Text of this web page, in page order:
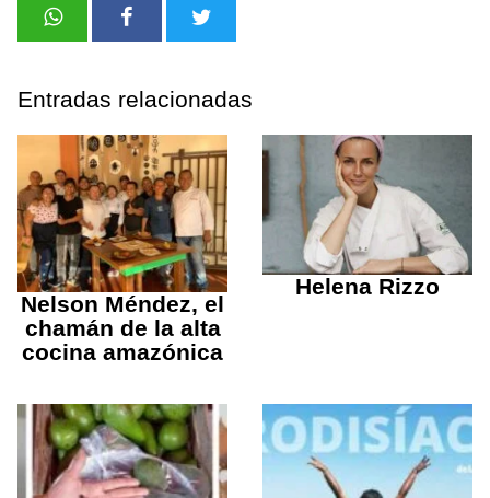
Entradas relacionadas
Nelson Méndez, el
chamán de la alta
cocina amazónica
Helena Rizzo